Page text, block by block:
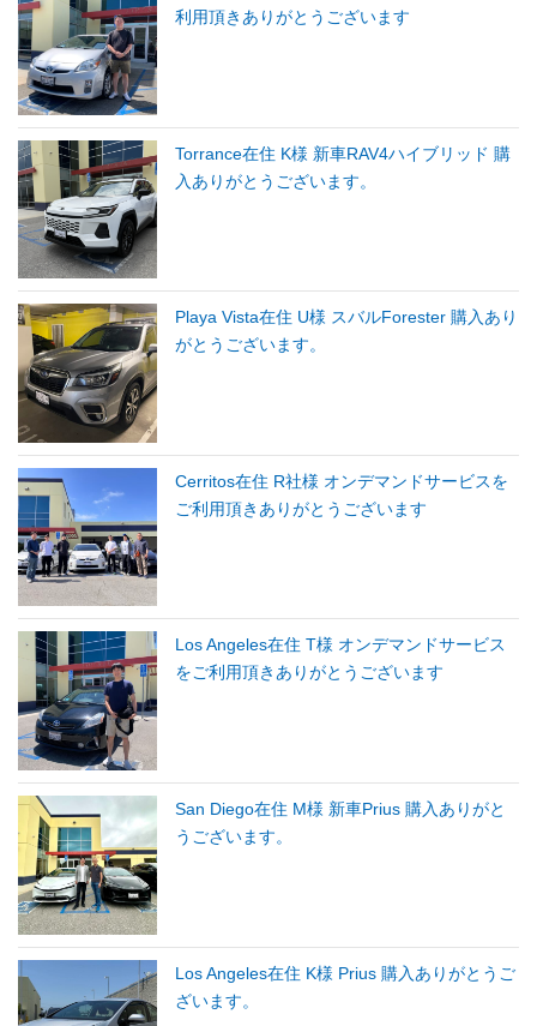
利用頂きありがとうございます
Torrance在住 K様 新車RAV4ハイブリッド 購
入ありがとうございます。
Playa Vista在住 U様 スバルForester 購入あり
がとうございます。
Cerritos在住 R社様 オンデマンドサービスを
ご利用頂きありがとうございます
Los Angeles在住 T様 オンデマンドサービス
をご利用頂きありがとうございます
San Diego在住 M様 新車Prius 購入ありがと
うございます。
Los Angeles在住 K様 Prius 購入ありがとうご
ざいます。